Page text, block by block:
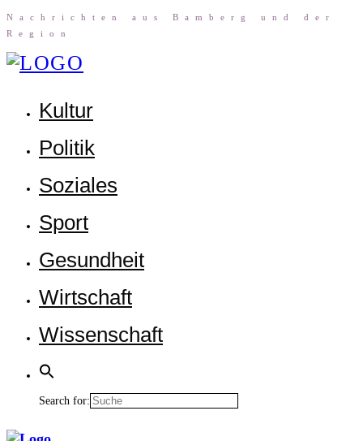
Nach­rich­ten aus Bam­berg und der
Region
Kul­tur
Poli­tik
Sozia­les
Sport
Gesund­heit
Wirt­schaft
Wis­sen­schaft
Search for: